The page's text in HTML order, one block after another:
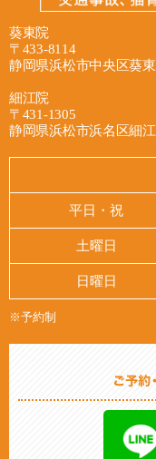
業して
肩のつ
あおい
してい
ことを
くお話
や手続
じて弁
ます。
完全予
すい環
あおい
経験を
多いた
しんど
だけれ
当院で
ねいに
痛みが
ってお
応じて
ます。
「事故
のか」
2026/07/
当院は
気にせ
健康保
状況に
くださ
最新
電話の
けます
駐車場
2026/07/
最新
葵東院
〒433-8114
静岡県浜松市中央区葵
細江院
〒431-1305
静岡県浜松市浜名区細
平日・祝
土曜日
日曜日
※予約制